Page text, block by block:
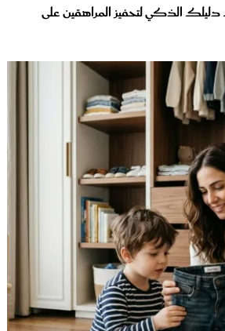
الذكي لتحفيز المراهقين على